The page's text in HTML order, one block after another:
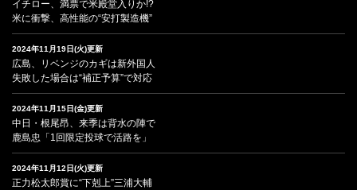
イチロー、満票で米殿堂入りか!?
米に衝撃、高性能の“安打製造機”
2024年11月19日(火)更新
広島、リベンジのカギは新外国人
失敗した場合は“補正予算”で対応
2024年11月15日(金)更新
中日・根尾昂、来季は背水の陣で
鹿島忠「1回限定投球で活路を」
2024年11月12日(火)更新
正力松太郎賞に“下剋上”三浦大輔